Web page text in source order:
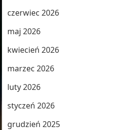
czerwiec 2026
maj 2026
kwiecień 2026
marzec 2026
luty 2026
styczeń 2026
grudzień 2025